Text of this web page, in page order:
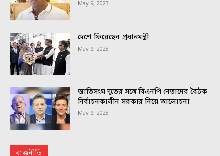
May 9, 2023
দেশে ফিরেছেন প্রধানমন্ত্রী
May 9, 2023
জাতিসংঘ দূতের সঙ্গে বিএনপি নেতাদের বৈঠক
নির্বাচনকালীন সরকার নিয়ে আলোচনা
May 9, 2023
রাজনীতি